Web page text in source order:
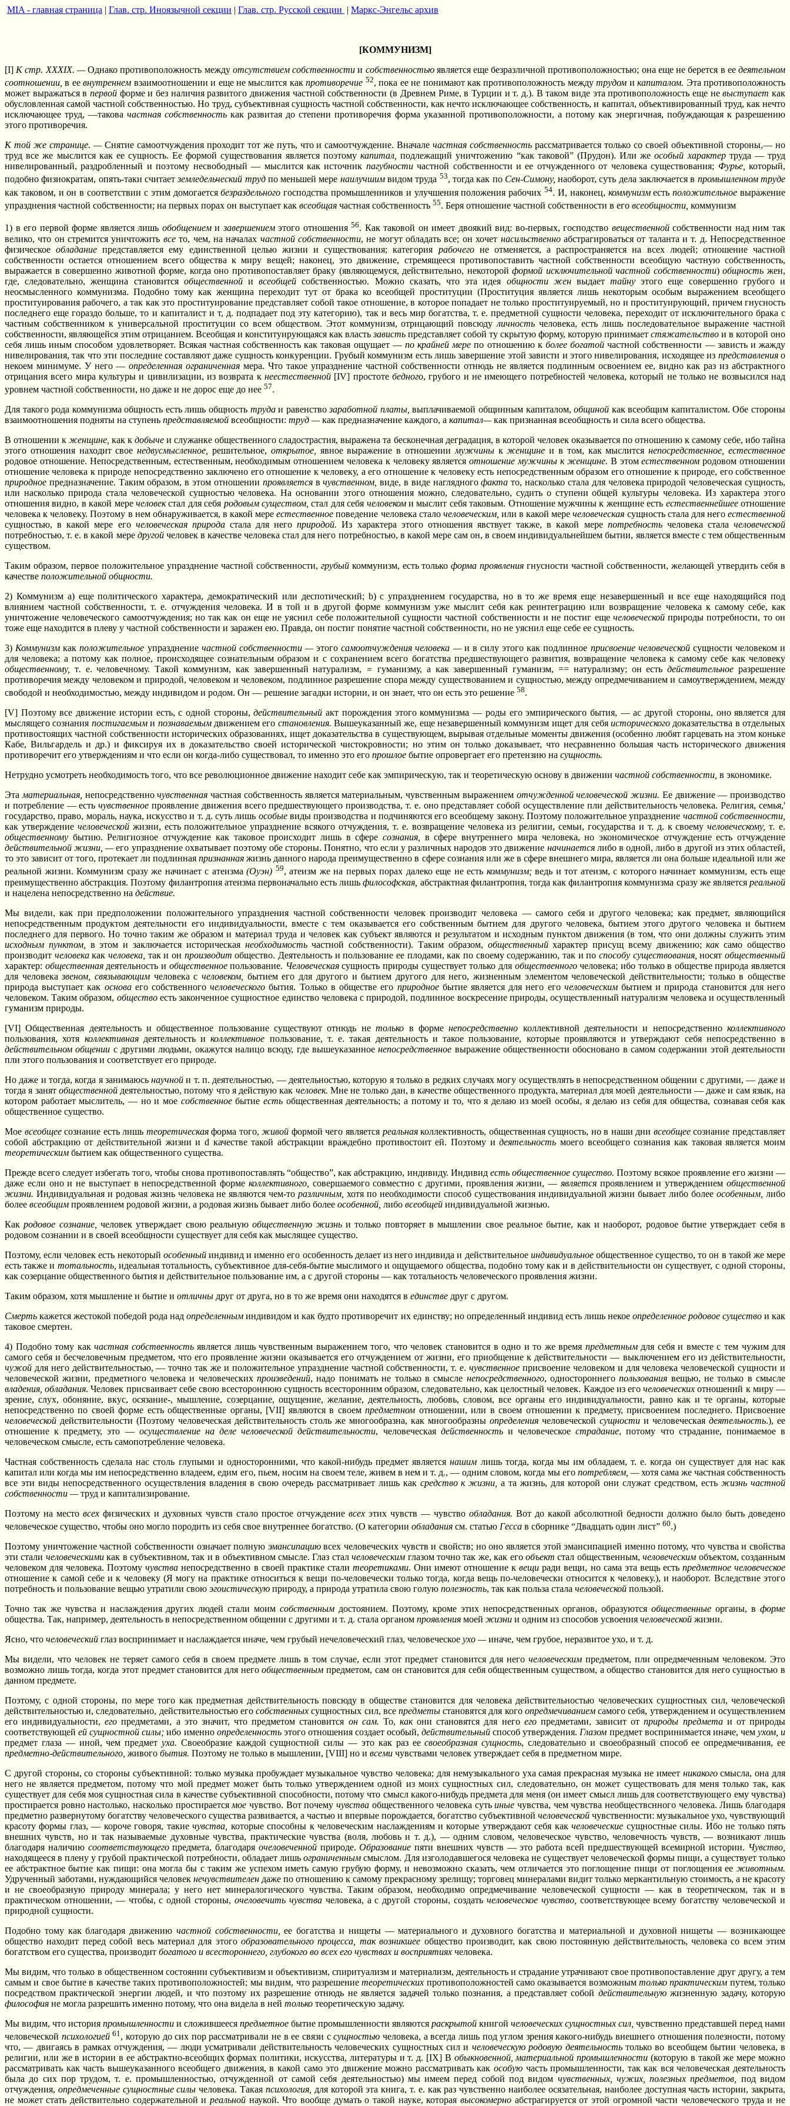
MIA - главная страница | Глав. стр. Иноязычной секции | Глав. стр. Русской секции | Маркс-Энгельс архив
[КОММУНИЗМ]
[I] К стр. XXXIX. —Однако противоположность между отсутствием собственности и собственностьюявляется еще безразличной противоположностью; она еще не берется в еедеятельном
соотношении, в еевнутреннем взаимоотношении и еще не мыслится какпротиворечие 52, пока ее не понимают как противоположность междутрудом икапиталом. Эта противоположность
может выражаться впервой форме и без наличия развитого движения частной собственности (в Древнем Риме, в Турции и т. д.). В таком виде эта противоположность еще невыступает как
обусловленная самой частной собственностью. Но труд, субъективная сущность частной собственности, как нечто исключающее собственность, и капитал, объективированный труд, как нечто
исключающее труд, —таковачастная собственность как развитая до степени противоречия форма указанной противоположности, а потому как энергичная, побуждающая к разрешению
этого противоречия.
К той же странице. —Снятие самоотчуждения проходит тот же путь, что и самоотчуждение. Вначалечастная собственность рассматривается только со своей объективной стороны,— но
труд все же мыслится как ее сущность. Ее формой существования является поэтому капитал, подлежащий уничтожению “как таковой” (Прудон). Или жеособый характертруда — труд
нивелированный, раздробленный и поэтому несвободный — мыслится как источник пагубностичастной собственности и ее отчужденного от человека существования; Фурье, который,
подобно физиократам, опять-таки считаетземледельческий трудпо меньшей мере наилучшимвидом труда 53, тогда как по Сен-Симону, наоборот, суть дела заключается в промышленном труде
как таковом, и он в соответствии с этим домогаетсябезраздельного господства промышленников и улучшения положения рабочих54. И, наконец, коммунизместьположительноевыражение
упразднения частной собственности; на первых порах он выступает как всеобщая частная собственность 55. Беря отношение частной собственности в его всеобщности, коммунизм
1) в его первой форме является лишь обобщениемизавершениемэтого отношения56. Как таковой он имеет двоякий вид: во-первых, господство вещественнойсобственности над ним так
велико, что он стремится уничтожить всето, чем, на началах частной собственности, не могут обладать все; он хочет насильственноабстрагироваться от таланта и т. д. Непосредственное
физическоеобладание представляется ему единственной целью жизни и существования; категория рабочегоне отменяется, а распространяется на всех людей; отношение частной
собственности остается отношением всего общества к миру вещей; наконец, это движение, стремящееся противопоставить частной собственности всеобщую частную собственность,
выражается в совершенно животной форме, когда оно противопоставляет браку (являющемуся, действительно, некоторойформой исключительной частной собственности)общность жен,
где, следовательно, женщина становится общественнойивсеобщей собственностью. Можно сказать, что эта идея общности женвыдаеттайну этого еще совершенно грубого и
неосмысленного коммунизма. Подобно тому как женщина переходит тут от брака ко всеобщей проституции (Проституция является лишь некоторым особым выражением всеобщего
проституирования рабочего, а так как это проституирование представляет собой такое отношение, в которое попадает не только проституируемый, но и проституирующий, причем гнусность
последнего еще гораздо больше, то и капиталист и т, д. подпадает под эту категорию), так и весь мир богатства, т. е. предметной сущности человека, переходит от исключительного брака с
частным собственником к универсальной проституции со всем обществом. Этот коммунизм, отрицающий повсюдуличность человека, есть лишь последовательное выражение частной
собственности, являющейся этим отрицанием. Всеобщая и конституирующаяся как властьзависть представляет собой ту скрытую форму, которую принимает стяжательство и в которой оно
себя лишь иным способом удовлетворяет. Всякая частная собственность как таковая ощущает — по крайней мере по отношению к более богатой частной собственности — зависть и жажду
нивелирования, так что эти последние составляют даже сущность конкуренции. Грубый коммунизм есть лишь завершение этой зависти и этого нивелирования, исходящее из представленияо
некоем минимуме. У него —определенная ограниченная мера. Что такое упразднение частной собственности отнюдь не является подлинным освоением ее, видно как раз из абстрактного
отрицания всего мира культуры и цивилизации, из возврата к неестественной [IV] простоте бедного, грубого и не имеющего потребностей человека, который не только не возвысился над
уровнем частной собственности, но даже и не дорос еще до нее 57.
Для такого рода коммунизма общность есть лишь общность трудаи равенствозаработной платы, выплачиваемой общинным капиталом,общиной как всеобщим капиталистом. Обе стороны
взаимоотношения подняты на ступень представляемой всеобщности: труд —как предназначение каждого, а капитал—как признанная всеобщность и сила всего общества.
В отношении кженщине, как кдобыче и служанке общественного сладострастия, выражена та бесконечная деградация, в которой человек оказывается по отношению к самому себе, ибо тайна
этого отношения находит своенедвусмысленное, решительное, открытое, явное выражение в отношении мужчины кженщине и в том, как мыслитсянепосредственное, естественное
родовое отношение. Непосредственным, естественным, необходимым отношением человека к человеку являетсяотношение мужчины к женщине. В этоместественном родовом отношении
отношение человека к природе непосредственно заключено его отношение к человеку, а его отношение к человеку есть непосредственным образом его отношение к природе, его собственное
природное предназначение. Таким образом, в этом отношении проявляетсявчувственном, виде, в виде наглядногофакта то, насколько стала для человека природой человеческая сущность,
или насколько природа стала человеческой сущностью человека. На основании этого отношения можно, следовательно, судить о ступени общей культуры человека. Из характера этого
отношения видно, в какой мере человекстал для себя родовым существом, стал для себя человекоми мыслит себя таковым. Отношение мужчины к женщине есть естественнейшееотношение
человека к человеку. Поэтому в нем обнаруживается, в какой мереестественное поведение человека стало человеческим, или в какой меречеловеческая сущность стала для него естественной
сущностью, в какой мере его человеческая природастала для негоприродой. Из характера этого отношения явствует также, в какой мере потребностьчеловека сталачеловеческой
потребностью, т. е. в какой мере другойчеловек в качестве человека стал для него потребностью, в какой мере сам он, в своем индивидуальнейшем бытии, является вместе с тем общественным
существом.
Таким образом, первое положительное упразднение частной собственности, грубыйкоммунизм, есть толькоформа проявления гнусности частной собственности, желающей утвердить себя в
качестве положительной общности.
2) Коммунизм a) еще политического характера, демократический или деспотический; b) с упразднением государства, но в то же время еще незавершенный и все еще находящийся под
влиянием частной собственности, т. е. отчуждения человека. И в той и в другой форме коммунизм уже мыслит себя как реинтеграцию или возвращение человека к самому себе, как
уничтожение человеческого самоотчуждения; но так как он еще не уяснил себе положительной сущности частной собственности и не постиг еще человеческойприроды потребности, то он
тоже еще находится в плеву у частной собственности и заражен ею. Правда, он постиг понятие частной собственности, но не уяснил еще себе ее сущность.
3) Коммунизм какположительное упразднение частной собственности —этогосамоотчуждения человека —и в силу этого как подлинное присвоение человеческойсущности человеком и
для человека; а потому как полное, происходящее сознательным образом и с сохранением всего богатства предшествующего развития, возвращение человека к самому себе как человеку
общественному, т. е. человечному. Такой коммунизм, как завершенный натурализм, = гуманизму, а как завершенный гуманизм, == натурализму; он естьдействительное разрешение
противоречия между человеком и природой, человеком и человеком, подлинное разрешение спора между существованием и сущностью, между опредмечиванием и самоутверждением, между
свободой и необходимостью, между индивидом и родом. Он — решение загадки истории, и он знает, что он есть это решение 58.
[V] Поэтому все движение истории есть, с одной стороны,действительный акт порождения этого коммунизма — роды его эмпирического бытия, — ас другой стороны, оно является для
мыслящего сознания постигаемыми познаваемымдвижением его становления. Вышеуказанный же, еще незавершенный коммунизм ищет для себя историческогодоказательства в отдельных
противостоящих частной собственности исторических образованиях, ищет доказательства в существующем, вырывая отдельные моменты движения (особенно любят гарцевать на этом коньке
Кабе, Вильгардель и др.) и фиксируя их в доказательство своей исторической чистокровности; но этим он только доказывает, что несравненно большая часть исторического движения
противоречит его утверждениям и что если он когда-либо существовал, то именно это его прошлое бытие опровергает его претензию на сущность.
Нетрудно усмотреть необходимость того, что все революционное движение находит себе как эмпирическую, так и теоретическую основу в движении частной собственности, в экономике.
Эта материальная, непосредственночувственная частная собственность является материальным, чувственным выражением отчужденной человеческой жизни. Ее движение — производство
и потребление — естьчувственное проявление движения всего предшествующего производства, т. е. оно представляет собой осуществление пли действительность человека. Религия, семья,'
государство, право, мораль, наука, искусство и т. д. суть лишь особыевиды производства и подчиняются его всеобщему закону. Поэтому положительное упразднение частной собственности,
как утверждение человеческойжизни, есть положительное упразднение всякого отчуждения, т. е. возвращение человека из религии, семьи, государства и т. д. к своемучеловеческому,т. е.
общественному бытию. Религиозное отчуждение как таковое происходит лишь в сфере сознания,
в сфере внутреннего мира человека, но экономическое отчуждение есть отчуждение
действительной жизни, —его упразднение охватывает поэтому обе стороны. Понятно, что если у различных народов это движение начинаетсялибо в одной, либо в другой из этих областей,
то это зависит от того, протекает ли подлиннаяпризнаннаяжизнь данного народа преимущественно в сфере сознания или же в сфере внешнего мира, является ли она больше идеальной или же
реальной жизни. Коммунизм сразу же начинает с атеизма(Оуэн) 59, атеизм же на первых порах далеко еще не есть коммунизм;ведь и тот атеизм, с которого начинает коммунизм, есть еще
преимущественно абстракция. Поэтому филантропия атеизма первоначально есть лишьфилософская, абстрактная филантропия, тогда как филантропия коммунизма сразу же являетсяреальной
и нацелена непосредственно на действие.
Мы видели, как при предположении положительного упразднения частной собственности человек производит человека — самого себя и другого человека; как предмет, являющийся
непосредственным продуктом деятельности его индивидуальности, вместе с тем оказывается его собственным бытием для другого человека, бытием этого другого человека и бытием
последнего для первого. Но точно таким же образом и материал труда и человек как субъект являются и результатом и исходным пунктом движения (в том, что они должны служить этим
исходным пунктом,
в этом и заключается историческая необходимостьчастной собственности). Таким образом, общественныйхарактер присущ всему движению;каксамо общество
производит человекакакчеловека, так и он производит общество. Деятельность и пользование ее плодами, как по своему содержанию, так и поспособу существования, носятобщественный
характер: общественнаядеятельность и общественноепользование. Человеческаясущность природы существует только для общественногочеловека; ибо только в обществе природа является
для человеказвеном, связывающим человека счеловеком,
бытием его для другого и бытием другого для него, жизненным элементом человеческой действительности; только в обществе
природа выступает как основаего собственногочеловеческого бытия. Только в обществе его природноебытие является для него его человеческимбытием и природа становится для него
человеком. Таким образом, обществоесть законченное сущностное единство человека с природой, подлинное воскресение природы, осуществленный натурализм человека и осуществленный
гуманизм природы.
[VI] Общественная деятельность и общественное пользование существуют отнюдь нетолько в форменепосредственно коллективной деятельности и непосредственноколлективного
пользования, хотя коллективнаядеятельность иколлективное пользование, т. е. такая деятельность и такое пользование, которые проявляются и утверждают себя непосредственно в
действительном общении с другими людьми, окажутся налицо всюду, где вышеуказанноенепосредственное выражение общественности обосновано в самом содержании этой деятельности
пли этого пользования и соответствует его природе.
Но даже и тогда, когда я занимаюсьнаучной и т. п. деятельностью, — деятельностью, которую я только в редких случаях могу осуществлять в непосредственном общении с другими, — даже и
тогда я занят общественнойдеятельностью, потому что я действую как человек. Мне не только дан, в качестве общественного продукта, материал для моей деятельности — даже и сам язык, на
котором работает мыслитель, — но и мое собственноебытиеесть общественная деятельность; а потому и то, что я делаю из моей особы, я делаю из себя для общества, сознавая себя как
общественное существо.
Мое всеобщеесознание есть лишь теоретическаяформа того,живой формой чего является реальнаяколлективность, общественная сущность, но в наши дни всеобщеесознание представляет
собой абстракцию от действительной жизни и d качестве такой абстракции враждебно противостоит ей. Поэтому идеятельность моего всеобщего сознания как таковая является моим
теоретическим бытием как общественного существа.
Прежде всего следует избегать того, чтобы снова противопоставлять “общество”, как абстракцию, индивиду. Индивид есть общественное существо. Поэтому всякое проявление его жизни —
даже если оно и не выступает в непосредственной форме коллективного, совершаемого совместно с другими, проявления жизни, — являетсяпроявлением и утверждениемобщественной
жизни. Индивидуальная и родовая жизнь человека не являются чем-торазличным, хотя по необходимости способ существования индивидуальной жизни бывает либо болееособенным, либо
более всеобщим проявлением родовой жизни, а родовая жизнь бывает либо более особенной, либо всеобщей индивидуальной жизнью.
Какродовое сознание, человек утверждает свою реальнуюобщественную жизньи только повторяет в мышлении свое реальное бытие, как и наоборот, родовое бытие утверждает себя в
родовом сознании и в своей всеобщности существует для себя как мыслящее существо.
Поэтому, если человек есть некоторый особенныйиндивид и именно его особенность делает из него индивида и действительное индивидуальноеобщественное существо, то он в такой же мере
есть также и тотальность, идеальная тотальность, субъективное для-себя-бытие мыслимого и ощущаемого общества, подобно тому как и в действительности он существует, с одной стороны,
как созерцание общественного бытия и действительное пользование им, а с другой стороны — как тотальность человеческого проявления жизни.
Таким образом, хотя мышление и бытие и отличны друг от друга, но в то же время они находятся в единстве друг с другом.
Смерть кажется жестокой победой рода надопределенныминдивидом и как будто противоречит их единству; но определенный индивид есть лишь некое определенное родовое существои как
таковое смертен.
4) Подобно тому какчастная собственностьявляется лишь чувственным выражением того, что человек становится в одно и то же время предметнымдля себя и вместе с тем чужим для
самого себя и бесчеловечным предметом, что его проявление жизни оказывается его отчуждением от жизни, его приобщение к действительности — выключением его из действительности,
чужой для него действительностью, — точно так же и положительное упразднение частной собственности, т. е.чувственное присвоение человеком и для человека человеческой сущности и
человеческой жизни, предметного человека и человеческихпроизведений, надо понимать не только в смысле непосредственного, одностороннегопользования вещью, не только в смысле
владения, обладания. Человек присваивает себе свою всестороннюю сущность всесторонним образом, следовательно, как целостный человек. Каждое из егочеловеческих отношений к миру —
зрение, слух, обоняние, вкус, осязание-, мышление, созерцание, ощущение, желание, деятельность, любовь, словом, все органы его индивидуальности, равно как и те органы, которые
непосредственно по своей форме есть общественные органы, [VII] являются в своемпредметном отношении, или в своем отношении к предмету, присвоением последнего. Присвоение
человеческой действительности (Поэтому человеческая действительность столь же многообразна, как многообразны определения человеческой сущности и человеческая деятельность.), ее
отношение к предмету, это — осуществление на деле человеческой действительности, человеческая действенностьи человеческоестрадание, потому что страдание, понимаемое в
человеческом смысле, есть самопотребление человека.
Частная собственность сделала нас столь глупыми и односторонними, что какой-нибудь предмет являетсянашим лишь тогда, когда мы им обладаем, т. е. когда он существует для нас как
капитал или когда мы им непосредственно владеем, едим его, пьем, носим на своем теле, живем в нем и т. д., — одним словом, когда мы его потребляем, —хотя сама же частная собственность
все эти виды непосредственного осуществления владения в свою очередь рассматривает лишь как средство к жизни, а та жизнь, для которой они служат средством, естьжизнь частной
собственности —труд и капитализирование.
Поэтому на место всех физических и духовных чувств стало простое отчуждение всех этих чувств — чувство обладания. Вот до какой абсолютной бедности должно было быть доведено
человеческое существо, чтобы оно могло породить из себя свое внутреннее богатство. (О категории обладания см. статью Гесса в сборнике “Двадцать один лист” 60.)
Поэтому уничтожение частной собственности означает полную эмансипациювсех человеческих чувств и свойств; но оно является этой эмансипацией именно потому, что чувства и свойства
эти стали человеческимикак в субъективном, так и в объективном смысле. Глаз сталчеловеческим глазом точно так же, как егообъект стал общественным,человеческим объектом, созданным
человеком для человека. Поэтомучувства непосредственно в своей практике стали теоретиками. Они имеют отношение квещи ради вещи, но сама эта вещь есть предметное человеческое
отношение к самой себе и к человеку (Я могу на практике относиться к вещи по-человечески только тогда, когда вещь по-человечески относится к человеку.), и наоборот. Вследствие этого
потребность и пользование вещью утратили свою эгоистическую природу, а природа утратила свою голую полезность, так как польза стала человеческой пользой.
Точно так же чувства и наслаждения других людей стали моимсобственным достоянием. Поэтому, кроме этих непосредственных органов, образуютсяобщественные органы, вформе
общества. Так, например, деятельность в непосредственном общении с другими и т. д. стала органом проявления моей жизни и одним из способов усвоения человеческой жизни.
Ясно, что человеческий глаз воспринимает и наслаждается иначе, чем грубый нечеловеческий глаз, человеческое ухо —иначе, чем грубое, неразвитое ухо, и т. д.
Мы видели, что человек не теряет самого себя в своем предмете лишь в том случае, если этот предмет становится для него человеческим предметом, пли опредмеченным человеком. Это
возможно лишь тогда, когда этот предмет становится для негообщественным предметом, сам он становится для себя общественным существом, а общество становится для него сущностью в
данном предмете.
Поэтому, с одной стороны, по мере того как предметная действительность повсюду в обществе становится для человека действительностью человеческих сущностных сил, человеческой
действительностью и, следовательно, действительностью егособственных сущностных сил, всепредметы становятся для кого опредмечиваниемсамого себя, утверждением и осуществлением
его индивидуальности,его предметами, а это значит, что предметом становится он сам. То,какони становятся для него егопредметами, зависит отприроды предметаи от природы
соответствующейей сущностной силы; ибо именно определенность этого отношения создает особый,действительный способ утверждения. Глазом предмет воспринимается иначе, чем ухом, и
предмет глаза — иной, чем предмет уха. Своеобразие каждой сущностной силы — это как раз еесвоеобразная сущность, следовательно и своеобразный способ ее опредмечивания, ее
предметно-действительного, живого бытия. Поэтому не только в мышлении, [VIII] но и всеми чувствами человек утверждает себя в предметном мире.
С другой стороны, со стороны субъективной: только музыка пробуждает музыкальное чувство человека; для немузыкального уха самая прекрасная музыка не имеет никакогосмысла, она для
него не является предметом, потому что мой предмет может быть только утверждением одной из моих сущностных сил, следовательно, он может существовать для меня только так, как
существует для себя моя сущностная сила в качестве субъективной способности, потому что смысл какого-нибудь предмета для меня (он имеет смысл лишь для соответствующего ему чувства)
простирается ровно настолько, насколько простирается мое чувство. Вот почему чувстваобщественного человека сутьиные чувства, чем чувства необществснного человека. Лишь благодаря
предметно развернутому богатству человеческого существа развивается, а частью и впервые порождается, богатство субъективной человеческой чувственности: музыкальное ухо, чувствующий
красоту формы глаз, — короче говоря, такиечувства, которые способны к человеческим наслаждениям и которые утверждают себя какчеловеческие сущностные силы. Ибо не только пять
внешних чувств, но и так называемые духовные чувства, практические чувства (воля, любовь и т. д.), — одним словом, человеческое чувство, человечность чувств, — возникают лишь
благодаря наличию соответствующегопредмета, благодаря очеловеченнойприроде.Образование пяти внешних чувств — это работа всей предшествующей всемирной истории. Чувство,
находящееся в плену у грубой практической потребности, обладает лишьограниченным смыслом. Для изголодавшегося человека не существует человеческой формы пищи, а существует только
ее абстрактное бытие как пищи: она могла бы с таким же успехом иметь самую грубую форму, и невозможно сказать, чем отличается это поглощение пищи от поглощения ее животным.
Удрученный заботами, нуждающийся человек нечувствителен даже по отношению к самому прекрасному зрелищу; торговец минералами видит только меркантильную стоимость, а не красоту
и не своеобразную природу минерала; у него нет минералогического чувства. Таким образом, необходимо опредмечивание человеческой сущности — как в теоретическом, так и в
практическом отношении, — чтобы, с одной стороны, очеловечить чувствачеловека, а с другой стороны, создать человеческое чувство, соответствующее всему богатству человеческой и
природной сущности.
Подобно тому как благодаря движению частной собственности, ее богатства и нищеты — материального и духовного богатства и материальной и духовной нищеты — возникающее
общество находит перед собой весь материал для этогообразовательного процесса, так возникшее общество производит, как свою постоянную действительность, человека со всем этим
богатством его существа, производит богатого и всестороннего, глубокого во всех его чувствах и восприятиях человека.
Мы видим, что только в общественном состоянии субъективизм и объективизм, спиритуализм и материализм, деятельность и страдание утрачивают свое противопоставление друг другу, а тем
самым и свое бытие в качестве таких противоположностей; мы видим, что разрешениетеоретических противоположностей само оказывается возможным только практическим путем, только
посредством практической энергии людей, и что поэтому их разрешение отнюдь не является задачей только познания, а представляет собой действительнуюжизненную задачу, которую
философия не могла разрешить именно потому, что она видела в ней только теоретическую задачу.
Мы видим, что история промышленности и сложившееся предметное бытие промышленности являются раскрытой книгой человеческих сущностных сил, чувственно представшей перед нами
человеческой психологией 61 , которую до сих пор рассматривали не в ее связи ссущностью человека, а всегда лишь под углом зрения какого-нибудь внешнего отношения полезности, потому
что, — двигаясь в рамках отчуждения, — люди усматривали действительность человеческих сущностных сил и человеческую родовую деятельностьтолько во всеобщем бытии человека, в
религии, или же в истории в ее абстрактно-всеобщих формах политики, искусства, литературы и т. д. [IX] В обыкновенной, материальной промышленности (которую в такой же мере можно
рассматривать как часть вышеуказанного всеобщего движения, в какой само это движение можно рассматривать как особую часть промышленности, так как вся человеческая деятельность
была до сих пор трудом, т. е. промышленностью, отчужденной от самой себя деятельностью) мы имеем перед собой под видом чувственных, чужих, полезных предметов,
под видом
отчуждения, опредмеченные сущностные силы человека. Такая психология, для которой эта книга, т. е. как раз чувственно наиболее осязательная, наиболее доступная часть истории, закрыта,
не может стать действительно содержательной и реальной наукой. Что вообще думать о такой науке, котораявысокомерно абстрагируется от этой огромной части человеческого труда и не